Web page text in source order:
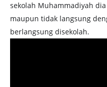
sekolah Muhammadiyah
maupun tidak langsung
berlangsung disekolah.